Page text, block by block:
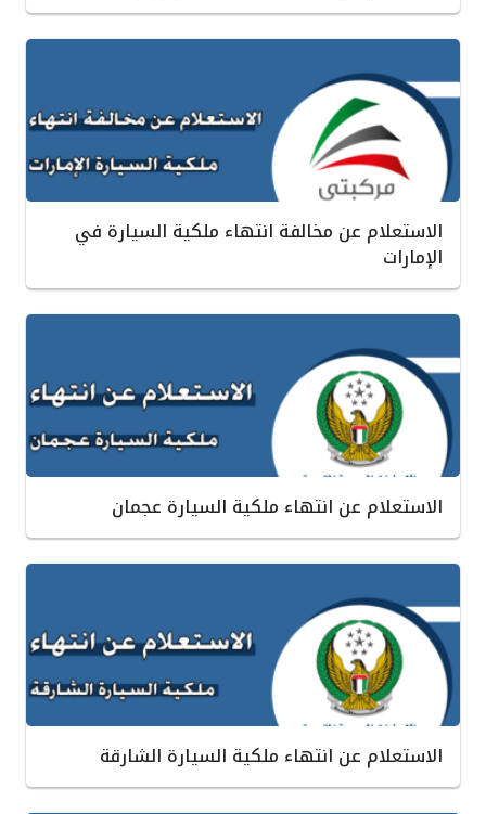
الاستعلام عن مخالفة انتهاء ملكية السيارة في
الإمارات
الاستعلام عن انتهاء ملكية السيارة عجمان
الاستعلام عن انتهاء ملكية السيارة الشارقة